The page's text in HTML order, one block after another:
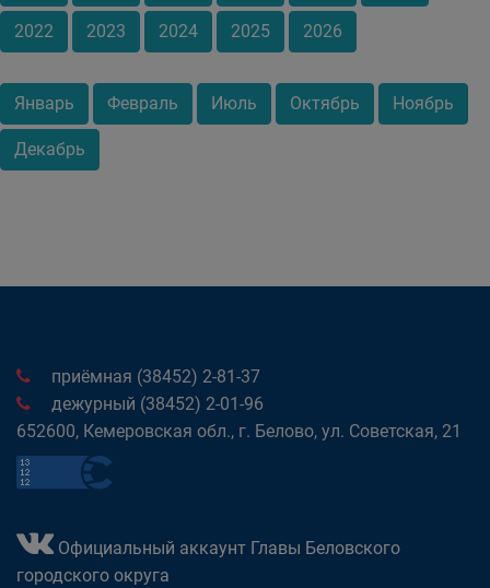
2022 2023 2024 2025 2026
Январь Февраль Июль Октябрь Ноябрь
Декабрь
приёмная (38452) 2-81-37
дежурный (38452) 2-01-96
652600, Кемеровская обл., г. Белово, ул. Советская, 21
Официальный аккаунт Главы Беловского
городского округа